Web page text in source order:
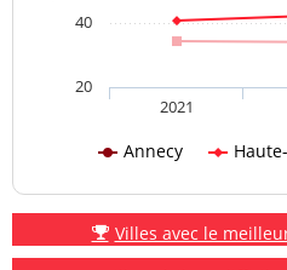
Annecy
2021
20
40
Villes avec le